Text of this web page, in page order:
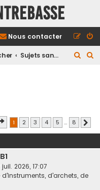
Nous contacter
Sujets sans réponse
c
h
r
c
h
r
Page 1sur8
1 2 3 4 5 … 8
juil. 2026, 17:07
d'archets, de